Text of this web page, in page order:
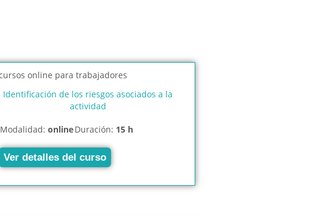
Identificación de los riesgos asociados a la
actividad
Modalidad: onlineDuración: 15 h
Ver detalles del curso